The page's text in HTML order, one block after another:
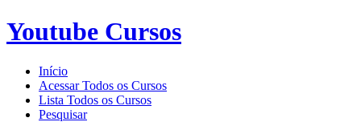
Youtube Cursos
Início
Acessar Todos os Cursos
Lista Todos os Cursos
Pesquisar